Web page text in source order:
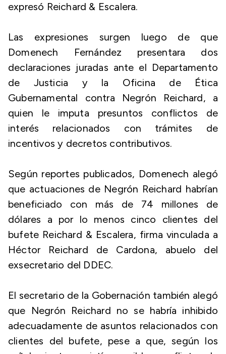
expresó Reichard & Escalera.
Las expresiones surgen luego de que
Domenech Fernández presentara dos
declaraciones juradas ante el Departamento
de Justicia y la Oficina de Ética
Gubernamental contra Negrón Reichard, a
quien le imputa presuntos conflictos de
interés relacionados con trámites de
incentivos y decretos contributivos.
Según reportes publicados, Domenech alegó
que actuaciones de Negrón Reichard habrían
beneficiado con más de 74 millones de
dólares a por lo menos cinco clientes del
bufete Reichard & Escalera, firma vinculada a
Héctor Reichard de Cardona, abuelo del
exsecretario del DDEC.
El secretario de la Gobernación también alegó
que Negrón Reichard no se habría inhibido
adecuadamente de asuntos relacionados con
clientes del bufete, pese a que, según los